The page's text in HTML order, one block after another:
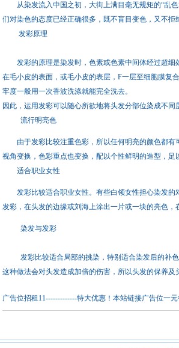
从染发流入中国之初，大街上满目毫无规矩的“乱色
们对染色的态度已经正确很多，既不盲目变色，又不拒
发彩原理
发彩的原理是染发时，色素或色素中间体经过超细
在毛小皮的表面，或毛小皮的表层，F一层至细胞膜复
牢度一般用一次香波洗涤就能完全洗去。
因此，运用发彩可以随心所欲地将头发分部位染成不
流行明亮色
由于发彩比较注重色彩，所以任何明亮的颜色都有
视角变换，色彩重点也变换，配以个性鲜明的造型，足
适合职业女性
发彩比较适合职业女性。有些白领女性担心染发的
发彩，在头发的边缘或刘海上涂出一片或一块的亮色，
染发与发彩
发彩比较适合局部的挑染，特别适合染发后的补色
这种做法会对头发造成加倍的伤害，所以头发的保养及
广告位招租11-------------特大优惠！本站链接广告位一